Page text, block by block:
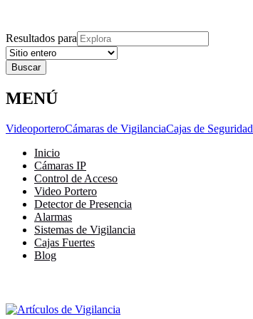
Resultados para
MENÚ
VideoporteroCámaras de VigilanciaCajas de Seguridad
Inicio
Cámaras IP
Control de Acceso
Video Portero
Detector de Presencia
Alarmas
Sistemas de Vigilancia
Cajas Fuertes
Blog